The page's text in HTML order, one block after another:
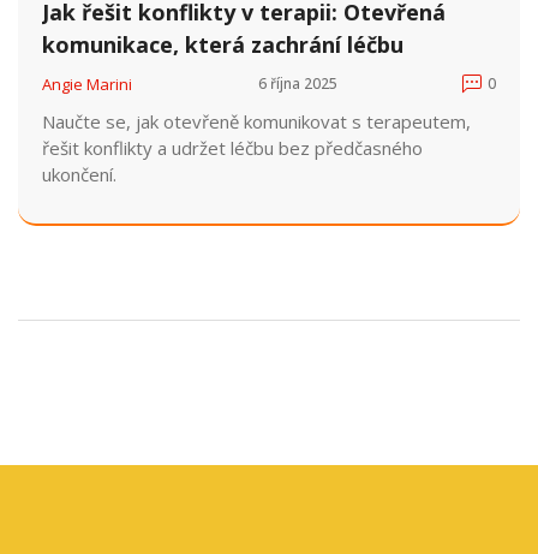
Jak řešit konflikty v terapii: Otevřená
komunikace, která zachrání léčbu
Angie Marini 6 října 2025 0
Naučte se, jak otevřeně komunikovat s terapeutem,
řešit konflikty a udržet léčbu bez předčasného
ukončení.